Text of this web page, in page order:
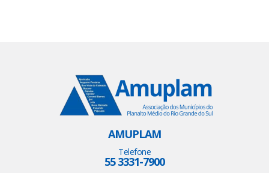
AMUPLAM
Telefone
55 3331-7900